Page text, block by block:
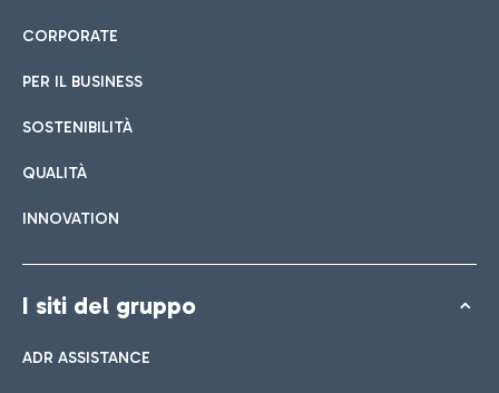
CORPORATE
PER IL BUSINESS
SOSTENIBILITÀ
QUALITÀ
INNOVATION
I siti del gruppo
ADR ASSISTANCE